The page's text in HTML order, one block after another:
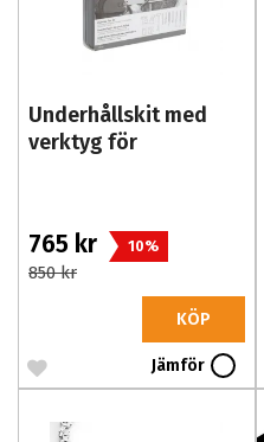
Underhållskit med
verktyg för
765 kr 10%
850 kr
KÖP
Jämför